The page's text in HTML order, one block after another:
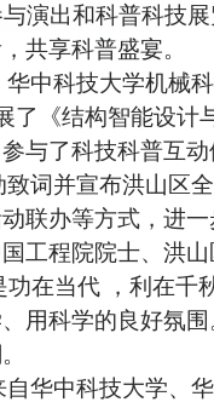
演出和科普科技
共享科普盛宴。
华中科技大学机械
了《结构智能设
与了科技科普互动
词并宣布洪山区
联办等方式，进
工程院院士、洪
功在当代 ，利在千
用科学的良好氛围
自华中科技大学、